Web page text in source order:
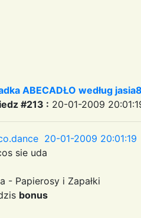
ABECADŁO według
#213 : 20-01-2009
20-01-2009 20:01:19
sie uda
- Papierosy i Zapałki
bonus